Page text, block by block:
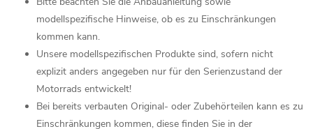
modellspezifische Hinweise, ob es zu Einschränkungen
kommen kann.
Unsere modellspezifischen Produkte sind, sofern nicht
explizit anders angegeben nur für den Serienzustand der
Motorrads entwickelt!
Bei bereits verbauten Original- oder Zubehörteilen kann es zu
Einschränkungen kommen, diese finden Sie in der